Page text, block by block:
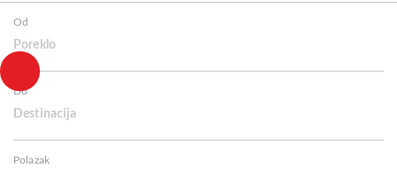
Od
Poreklo
Do
Destinacija
Polazak